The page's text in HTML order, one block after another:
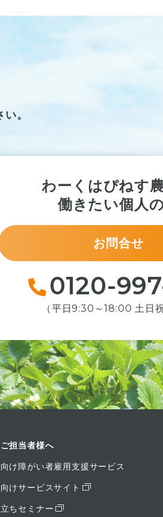
。
わーくはぴねす
働きたい個人
お問合せ
0120-
（平日9:30～18:00 土日
担当者様へ
け障がい者雇用支援サービス
けサービスサイト
ちセミナー